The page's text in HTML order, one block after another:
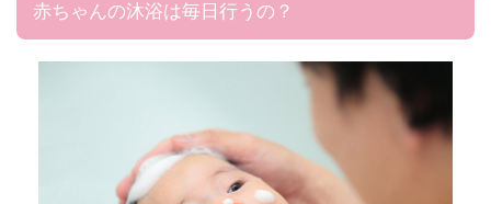
赤ちゃんの沐浴は毎日行うの？